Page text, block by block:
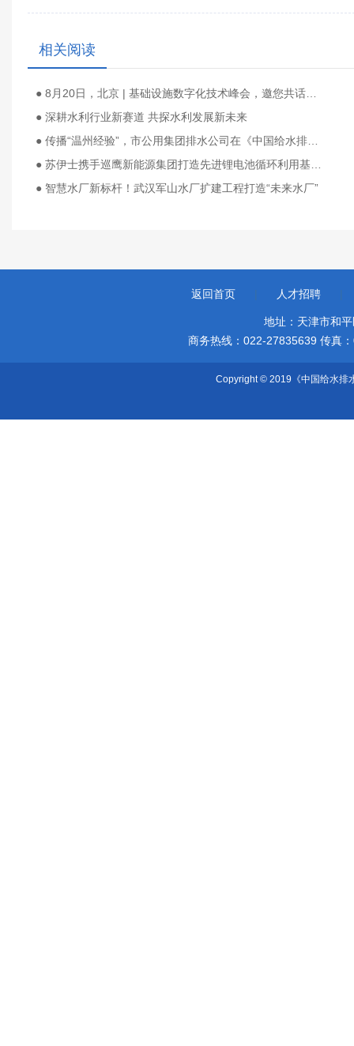
相关阅读
● 深耕水利行业新赛道 共探水利发展新未来
● 智慧水厂新标杆！武汉军山水厂扩建工程打造“未来水厂”
返回首页 | 人才招聘 |
地址：天津市和
商务热线：022-27835639 传真
Copyright © 2019《中国给水排